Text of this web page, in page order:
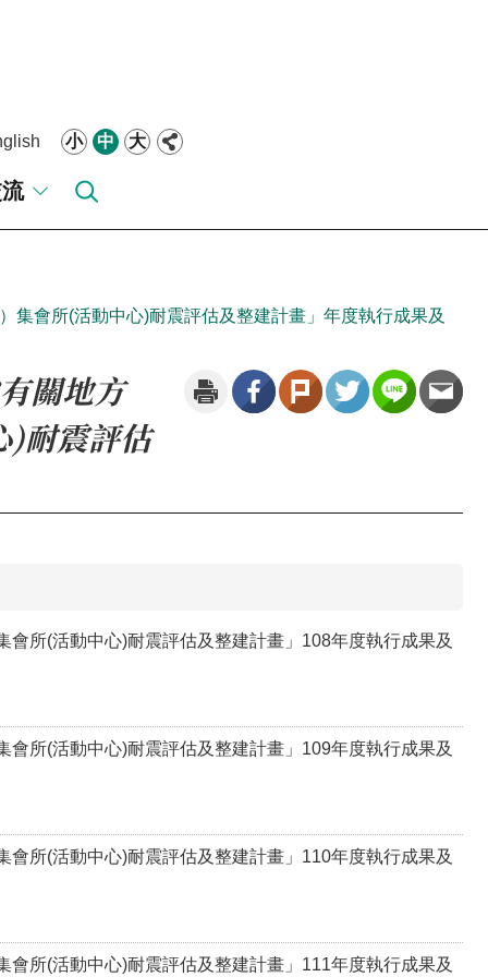
小 中 大
集會所(活動中心)耐震評估及整建計畫」年度執行成果及
關地方
)耐震評估
會所(活動中心)耐震評估及整建計畫」108年度執行成果及
會所(活動中心)耐震評估及整建計畫」109年度執行成果及
會所(活動中心)耐震評估及整建計畫」110年度執行成果及
會所(活動中心)耐震評估及整建計畫」111年度執行成果及